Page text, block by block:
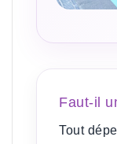
Faut-il
Tout